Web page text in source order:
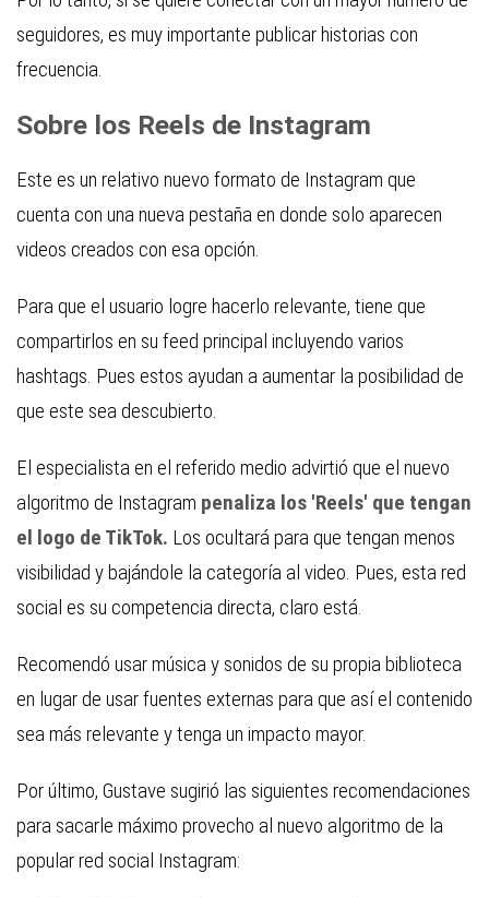
seguidores, es muy importante publicar historias con
frecuencia.
Sobre los Reels de Instagram
Este es un relativo nuevo formato de Instagram que
cuenta con una nueva pestaña en donde solo aparecen
videos creados con esa opción.
Para que el usuario logre hacerlo relevante, tiene que
compartirlos en su feed principal incluyendo varios
hashtags. Pues estos ayudan a aumentar la posibilidad de
que este sea descubierto.
El especialista en el referido medio advirtió que el nuevo
algoritmo de Instagram penaliza los 'Reels' que tengan
el logo de TikTok. Los ocultará para que tengan menos
visibilidad y bajándole la categoría al video. Pues, esta red
social es su competencia directa, claro está.
Recomendó usar música y sonidos de su propia biblioteca
en lugar de usar fuentes externas para que así el contenido
sea más relevante y tenga un impacto mayor.
Por último, Gustave sugirió las siguientes recomendaciones
para sacarle máximo provecho al nuevo algoritmo de la
popular red social Instagram: